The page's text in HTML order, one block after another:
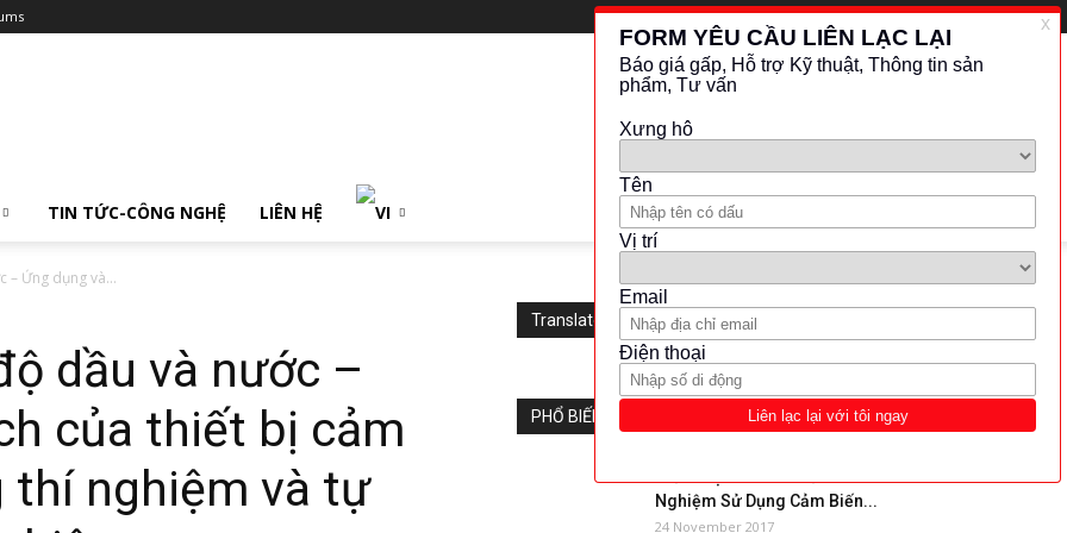
TIN TỨC-CÔNG NGHỆ LIÊN HỆ
– Ứng dụng và...
dầu và nước –
của thiết bị cảm
thí nghiệm và tự
Translate this website
PHỔ BIẾN
Nghiệm Sử Dụng Cảm Biến...
24 November 2017